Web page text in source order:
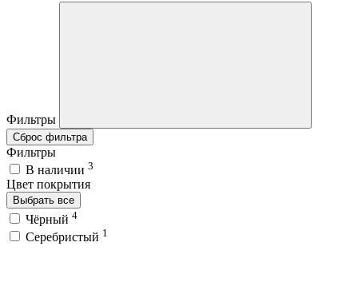
Фильтры
Сброс фильтра
Фильтры
В наличии 3
Цвет покрытия
Выбрать все
Чёрный 4
Серебристый 1